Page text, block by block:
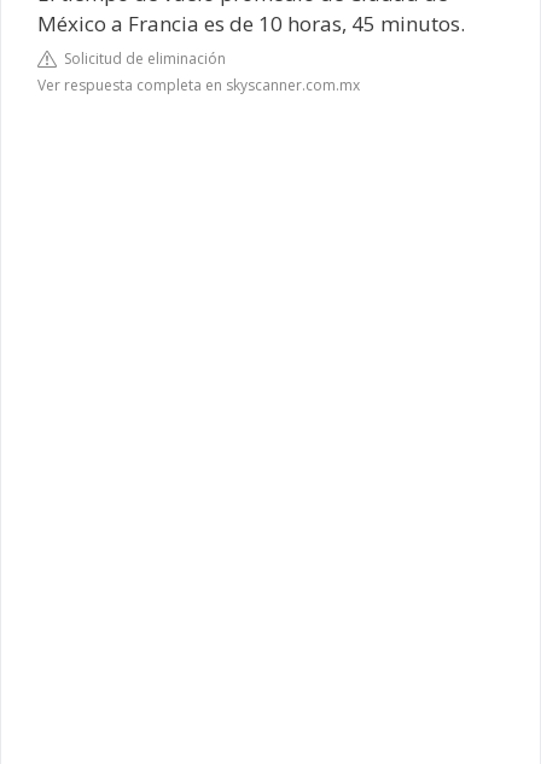
México a Francia es de 10 horas, 45 minutos.
Solicitud de eliminación
Ver respuesta completa en skyscanner.com.mx